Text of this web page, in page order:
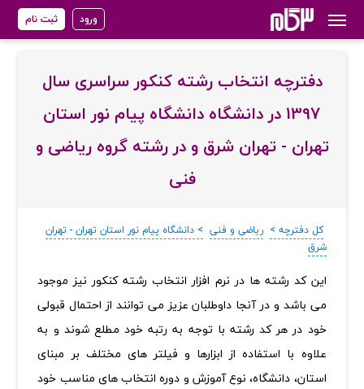
ورود ثبت نام
دفترچه انتخاب رشته کنکور سراسری سال
1397 در دانشگاه دانشگاه پیام نور استان
تهران - تهران شرق و در رشته گروه ریاضی و
فنی
کل دفترچه > ریاضی و فنی > دانشگاه پیام نور استان تهران - تهران
شرق
‏این کد رشته ها در نرم افزار انتخاب رشته کنکور نیز موجود
می باشد و در آنجا داوطلبان عزیز می توانند از احتمال قبولی
خود در هر کد رشته با توجه به رتبه خود مطلع شوند و به
علاوه با استفاده از ابزارها و فیلتر های مختلف بر مبنای
استان، دانشگاه، نوع آموزش و دوره انتخاب های مناسب خود